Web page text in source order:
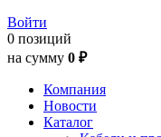
Войти
0 позиций
на сумму 0 ₽
Компания
Новости
Каталог